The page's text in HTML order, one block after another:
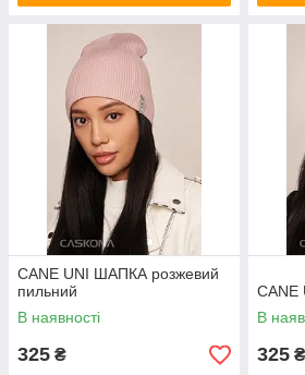
CANE UNI ШАПКА розжевий
пильний
В наявності
325 ₴
CANE
В
325 ₴